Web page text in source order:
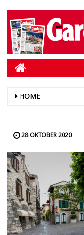
HOME
28 OKTOBER 2020